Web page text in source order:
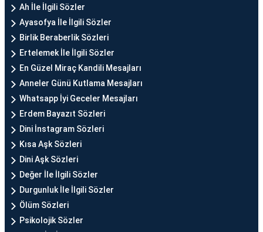
Ah İle İlgili Sözler
Ayasofya İle İlgili Sözler
Birlik Beraberlik Sözleri
Ertelemek İle İlgili Sözler
En Güzel Miraç Kandili Mesajları
Anneler Günü Kutlama Mesajları
Whatsapp İyi Geceler Mesajları
Erdem Bayazıt Sözleri
Dini İnstagram Sözleri
Kısa Aşk Sözleri
Dini Aşk Sözleri
Değer İle İlgili Sözler
Durgunluk İle İlgili Sözler
Ölüm Sözleri
Psikolojik Sözler